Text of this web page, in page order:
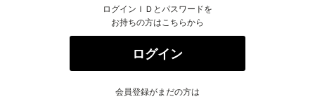
ログインＩＤとパスワードを
お持ちの方はこちらから
ログイン
会員登録がまだの方は